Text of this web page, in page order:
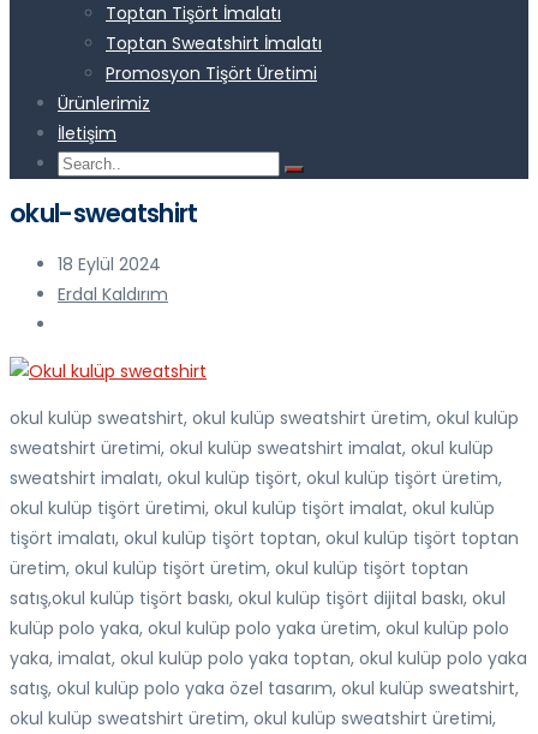
Toptan Tişört İmalatı
Toptan Sweatshirt İmalatı
Promosyon Tişört Üretimi
Ürünlerimiz
İletişim
okul-sweatshirt
18 Eylül 2024
Erdal Kaldırım
okul kulüp sweatshirt, okul kulüp sweatshirt üretim, okul kulüp
sweatshirt üretimi, okul kulüp sweatshirt imalat, okul kulüp
sweatshirt imalatı, okul kulüp tişört, okul kulüp tişört üretim,
okul kulüp tişört üretimi, okul kulüp tişört imalat, okul kulüp
tişört imalatı, okul kulüp tişört toptan, okul kulüp tişört toptan
üretim, okul kulüp tişört üretim, okul kulüp tişört toptan
satış,okul kulüp tişört baskı, okul kulüp tişört dijital baskı, okul
kulüp polo yaka, okul kulüp polo yaka üretim, okul kulüp polo
yaka, imalat, okul kulüp polo yaka toptan, okul kulüp polo yaka
satış, okul kulüp polo yaka özel tasarım, okul kulüp sweatshirt,
okul kulüp sweatshirt üretim, okul kulüp sweatshirt üretimi,